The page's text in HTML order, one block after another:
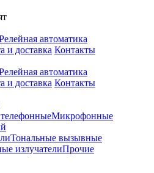
автоматика
и доставка Контакты
автоматика
и доставка Контакты
Микрофонные
Тональные вызывные
излучателиПрочие